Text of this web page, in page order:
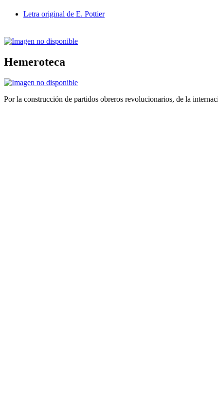
Letra original de E. Pottier
Hemeroteca
Por la construcción de partidos obreros revolucionarios, de la